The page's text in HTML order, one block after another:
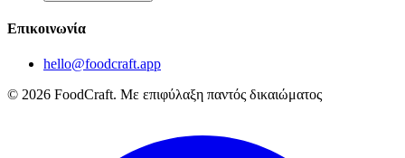
Επικοινωνία
hello@foodcraft.app
© 2026 FoodCraft. Με επιφύλαξη παντός δικαιώματος